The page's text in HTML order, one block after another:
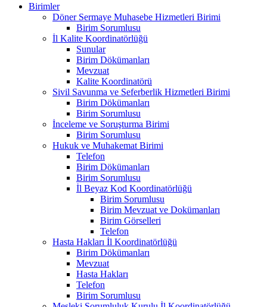
Birimler
Döner Sermaye Muhasebe Hizmetleri Birimi
Birim Sorumlusu
İl Kalite Koordinatörlüğü
Sunular
Birim Dökümanları
Mevzuat
Kalite Koordinatörü
Sivil Savunma ve Seferberlik Hizmetleri Birimi
Birim Dökümanları
Birim Sorumlusu
İnceleme ve Soruşturma Birimi
Birim Sorumlusu
Hukuk ve Muhakemat Birimi
Telefon
Birim Dökümanları
Birim Sorumlusu
İl Beyaz Kod Koordinatörlüğü
Birim Sorumlusu
Birim Mevzuat ve Dokümanları
Birim Görselleri
Telefon
Hasta Hakları İl Koordinatörlüğü
Birim Dökümanları
Mevzuat
Hasta Hakları
Telefon
Birim Sorumlusu